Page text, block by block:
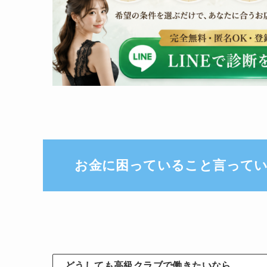
お金に困っていること言って